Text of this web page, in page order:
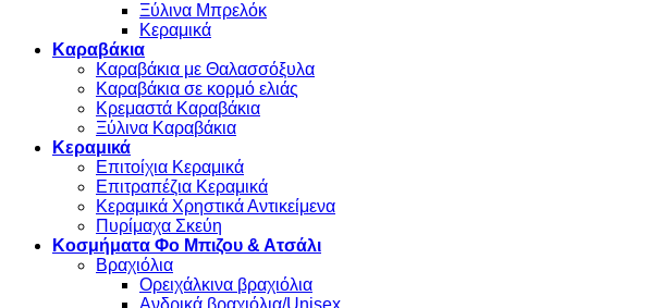
Ξύλινα Μπρελόκ
Κεραμικά
Καραβάκια
Καραβάκια με Θαλασσόξυλα
Καραβάκια σε κορμό ελιάς
Κρεμαστά Καραβάκια
Ξύλινα Καραβάκια
Κεραμικά
Επιτοίχια Κεραμικά
Επιτραπέζια Κεραμικά
Κεραμικά Χρηστικά Αντικείμενα
Πυρίμαχα Σκεύη
Κοσμήματα Φο Μπιζου & Ατσάλι
Βραχιόλια
Oρειχάλκινα βραχιόλια
Ανδρικά βραχιόλια/Unisex